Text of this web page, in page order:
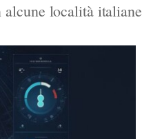
località italiane